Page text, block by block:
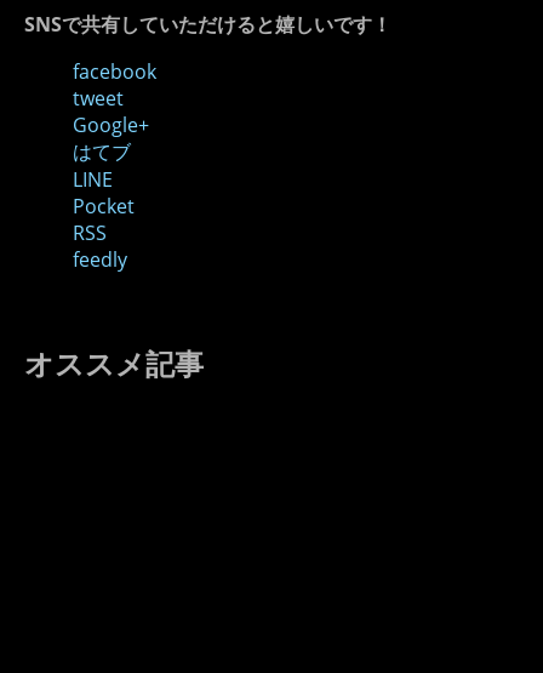
SNSで共有していただけると嬉しいです！
facebook
tweet
Google+
はてブ
LINE
Pocket
RSS
feedly
オススメ記事